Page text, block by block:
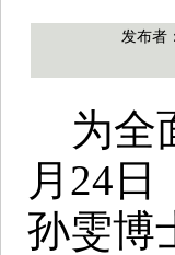
发布者
为全
月24
孙雯博